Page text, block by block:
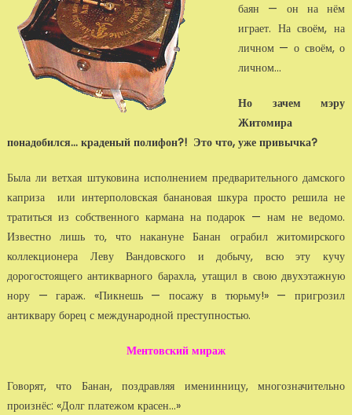
баян — он на нём
играет. На своём, на
личном — о своём, о
личном...
Но зачем мэру
Житомира
понадобился... краденый полифон?! Это что, уже привычка?
Была ли ветхая штуковина исполнением предварительного дамского
каприза или интерполовская банановая шкура просто решила не
тратиться из собственного кармана на подарок — нам не ведомо.
Известно лишь то, что накануне Банан ограбил житомирского
коллекционера Леву Вандовского и добычу, всю эту кучу
дорогостоящего антикварного барахла, утащил в свою двухэтажную
нору — гараж. «Пикнешь — посажу в тюрьму!» — пригрозил
антиквару борец с международной преступностью.
Ментовский мираж
Говорят, что Банан, поздравляя именинницу, многозначительно
произнёс: «Долг платежом красен...»